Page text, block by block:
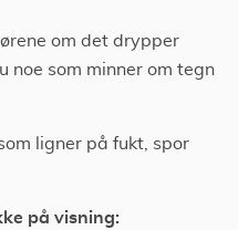
om det drypper
noe som minner om tegn
ligner på fukt, spor
på visning: